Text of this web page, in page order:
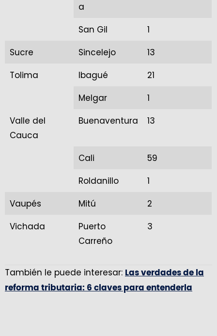
a
San Gil
1
Sucre
Sincelejo
13
Tolima
Ibagué
21
Melgar
1
Valle del
Cauca
Buenaventura 13
Cali
59
Roldanillo
1
Vaupés
Mitú
2
Vichada
Puerto
Carreño
3
También le puede interesar: Las verdades de la
reforma tributaria: 6 claves para entenderla